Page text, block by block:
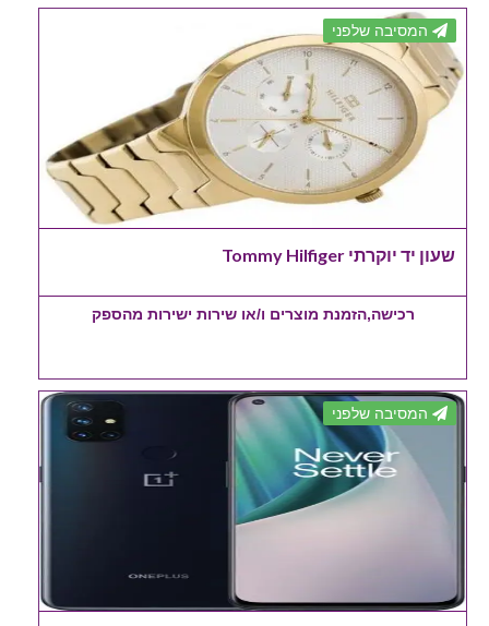
המסיבה שלפני
שעון יד יוקרתי Tommy Hilfiger
רכישה,הזמנת מוצרים ו/או שירות ישירות מהספק
המסיבה שלפני